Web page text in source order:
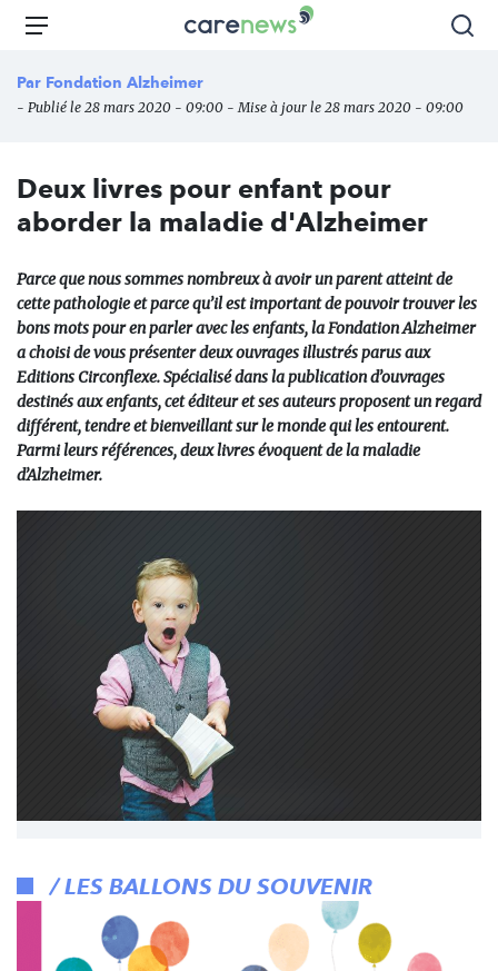
Aller
principal
Carenews,
des
l'engagement
Menu
Par Fondation Alzheimer
- Publié le 28 mars 2020 - 09:00 - Mise à jour le 28 mars 2020 - 09:00
Deux livres pour enfant pour
aborder la maladie d'Alzheimer
Parce que nous sommes nombreux à avoir un parent atteint de
cette pathologie et parce qu’il est important de pouvoir trouver les
bons mots pour en parler avec les enfants, la Fondation Alzheimer
a choisi de vous présenter deux ouvrages illustrés parus aux
Editions Circonflexe. Spécialisé dans la publication d’ouvrages
destinés aux enfants, cet éditeur et ses auteurs proposent un regard
différent, tendre et bienveillant sur le monde qui les entourent.
Parmi leurs références, deux livres évoquent de la maladie
d’Alzheimer.
/ LES BALLONS DU SOUVENIR